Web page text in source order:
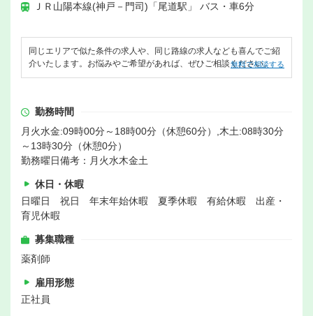
ＪＲ山陽本線(神戸－門司)「尾道駅」 バス・車6分
同じエリアで似た条件の求人や、同じ路線の求人なども喜んでご紹
介いたします。お悩みやご希望があれば、ぜひご相談ください。
無料で相談する
勤務時間
月火水金:09時00分～18時00分（休憩60分）,木土:08時30分
～13時30分（休憩0分）
勤務曜日備考：月火水木金土
休日・休暇
日曜日 祝日 年末年始休暇 夏季休暇 有給休暇 出産・
育児休暇
募集職種
薬剤師
雇用形態
正社員